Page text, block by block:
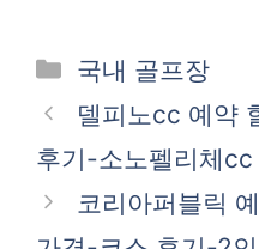
카
테
리
국내 골프장
델피노cc 예약
후기-소노펠리체
코리아퍼블릭